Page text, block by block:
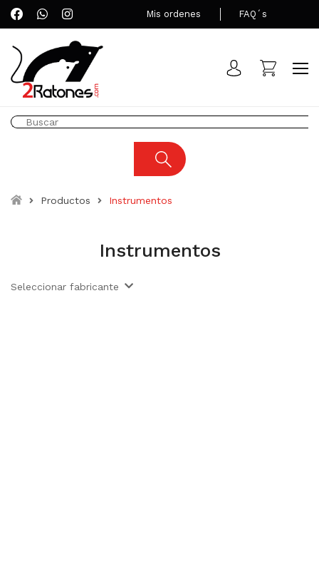
Mis ordenes FAQ´s
Productos Instrumentos
Instrumentos
Seleccionar fabricante